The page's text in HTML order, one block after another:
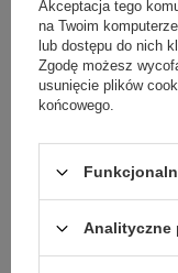
podtynkowa ze
bidetową i wężem,
Akceptacja tego
na Twoim
lub dostępu do nich
Zgodę możesz
usunięcie plików
końcowego.
Analityczne